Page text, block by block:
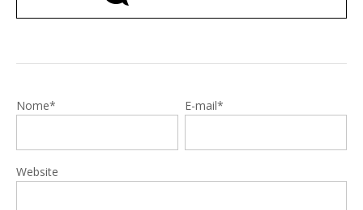
Nome* E-mail*
Website